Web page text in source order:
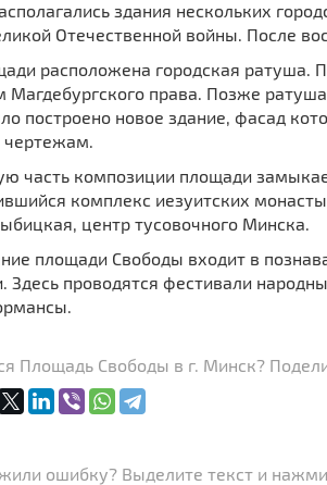
здания нескольких
Отечественной войны. После
расположена городская ратуша.
Магдебургского права. Позже
построено новое здание, фасад
часть композиции площади
комплекс иезуитских
центр тусовочного Минска.
площади Свободы входит в
Здесь проводятся фестивали
Площадь Свободы в г. Минск?
ошибку? Выделите текст и